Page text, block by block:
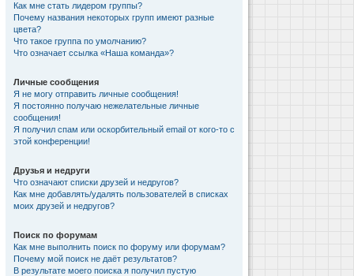
Как мне стать лидером группы?
Почему названия некоторых групп имеют разные
цвета?
Что такое группа по умолчанию?
Что означает ссылка «Наша команда»?
Личные сообщения
Я не могу отправить личные сообщения!
Я постоянно получаю нежелательные личные
сообщения!
Я получил спам или оскорбительный email от кого-то с
этой конференции!
Друзья и недруги
Что означают списки друзей и недругов?
Как мне добавлять/удалять пользователей в списках
моих друзей и недругов?
Поиск по форумам
Как мне выполнить поиск по форуму или форумам?
Почему мой поиск не даёт результатов?
В результате моего поиска я получил пустую